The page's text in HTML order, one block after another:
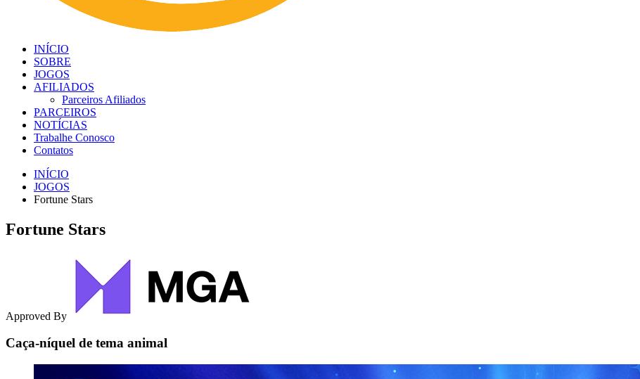
INÍCIO
SOBRE
JOGOS
AFILIADOS
Parceiros Afiliados
PARCEIROS
NOTÍCIAS
Trabalhe Conosco
Contatos
INÍCIO
JOGOS
Fortune Stars
Fortune Stars
Approved By
Caça-níquel de tema animal